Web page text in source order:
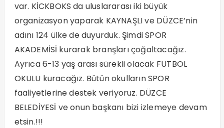
var. KİCKBOKS da uluslararası iki büyük
organizasyon yaparak KAYNAŞLI ve DÜZCE’nin
adını 124 ülke de duyurduk. Şimdi SPOR
AKADEMİSİ kurarak branşları çoğaltacağız.
Ayrıca 6-13 yaş arası sürekli olacak FUTBOL
OKULU kuracağız. Bütün okulların SPOR
faaliyetlerine destek veriyoruz. DÜZCE
BELEDİYESİ ve onun başkanı bizi izlemeye devam
etsin.!!!